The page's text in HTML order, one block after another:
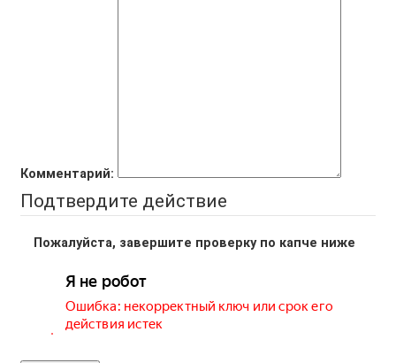
Комментарий:
Подтвердите действие
Пожалуйста, завершите проверку по капче ниже